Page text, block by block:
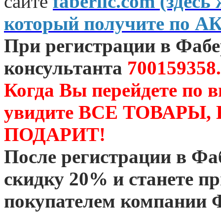
который получите по
При регистрации в
консультанта 700159358.
Когда Вы перейдете по
увидите ВСЕ
ПОДАРИТ!
После регистрации в
скидку 20% и станете
покупателем компании